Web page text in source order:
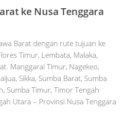
ke Nusa Tenggara
Barat dengan rute tujuan ke
Timur, Lembata, Malaka,
Manggarai Timur, Nagekeo,
Sikka, Sumba Barat, Sumba
Sumba Timur, Timor Tengah
Utara – Provinsi Nusa Tenggara